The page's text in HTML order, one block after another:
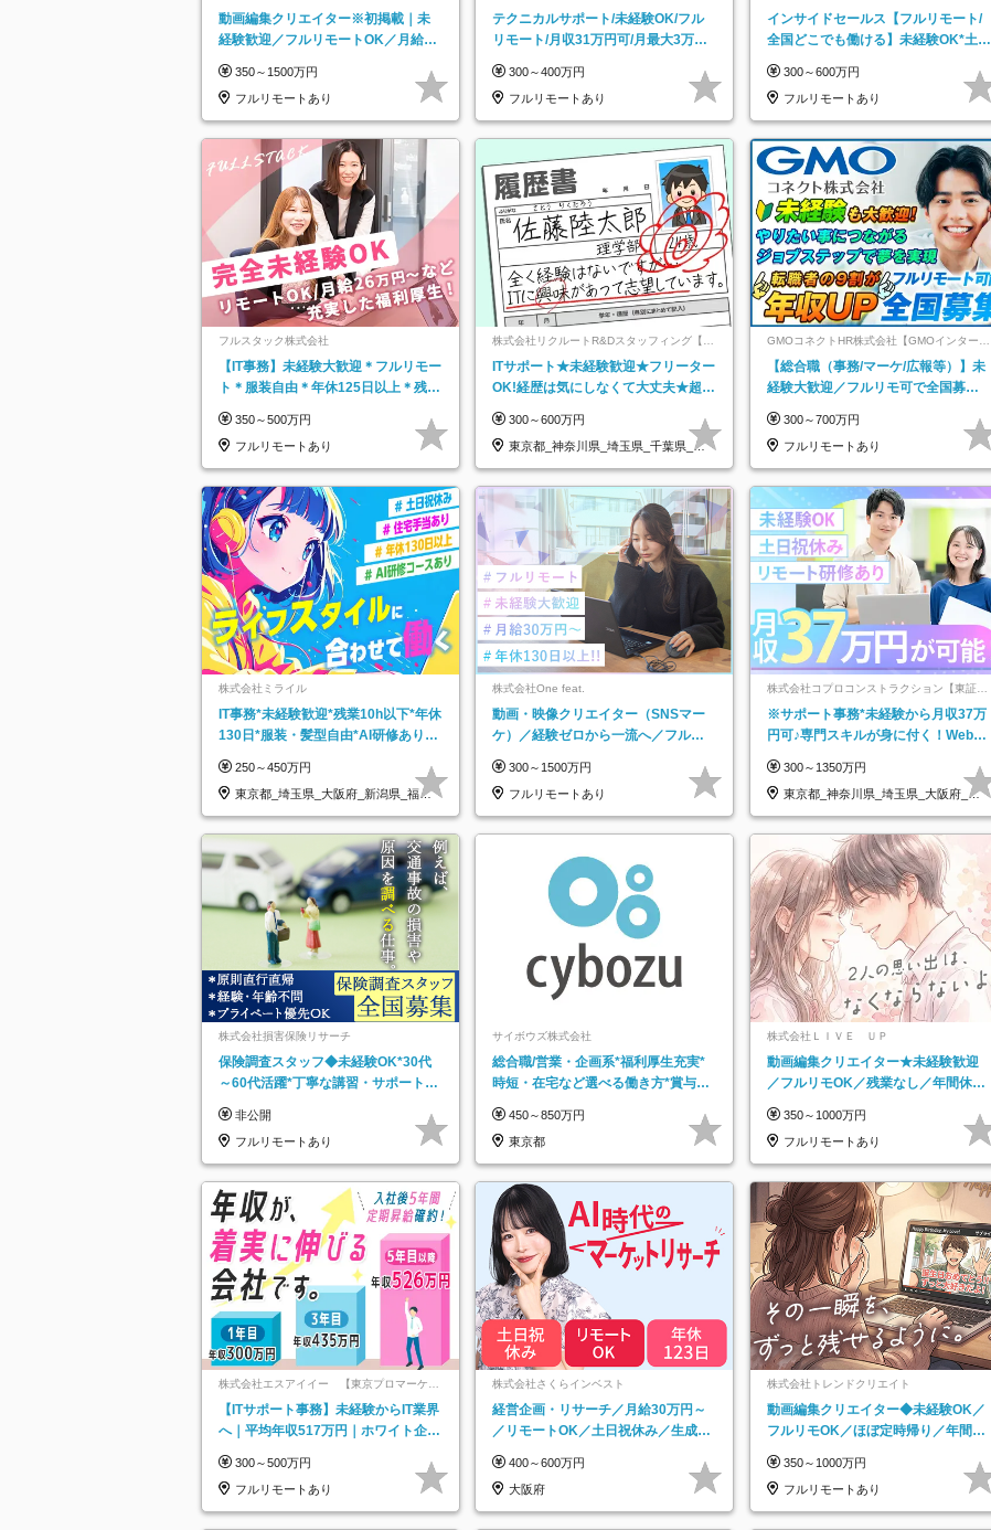
動画編集クリエイター※初掲載｜未
経験歓迎／フルリモートOK／月給32
350～1500万円
フルリモートあり
テクニカルサポート/未経験OK/フル
リモート/月収31万円可/月最大3万の
300～400万円
フルリモートあり
インサイドセールス【フルリモート/
全国どこでも働ける】未経験OK*土日
300～600万円
フルリモートあり
フルスタック株式会社
【IT事務】未経験大歓迎＊フルリモー
ト＊服装自由＊年休125日以上＊残業
350～500万円
フルリモートあり
株式会社リクルートR&Dスタッフィング【リ
クルートグループ】
ITサポート★未経験歓迎★フリーター
OK!経歴は気にしなくて大丈夫★超大
300～600万円
東京都_神奈川県_埼玉県_千葉県_大
阪府…
GMOコネクトHR株式会社【GMOインターネ
ットグループ】
【総合職（事務/マーケ/広報等）】未
経験大歓迎／フルリモ可で全国募
★
300～700万円
フルリモートあり
株式会社ミライル
IT事務*未経験歓迎*残業10h以下*年休
130日*服装・髪型自由*AI研修あり*
250～450万円
東京都_埼玉県_大阪府_新潟県_福岡
県
株式会社One feat.
動画・映像クリエイター（SNSマー
ケ）／経験ゼロから一流へ／フルリ
日以上
300～1500万円
フルリモートあり
株式会社コプロコンストラクション【東証プ
ライム上場コプロ・ホールディングス子会
社】
※サポート事務*未経験から月収37万
円可♪専門スキルが身に付く！Web面
300～1350万円
東京都_神奈川県_埼玉県_大阪府_愛
知県…
株式会社損害保険リサーチ
保険調査スタッフ◆未経験OK*30代
～60代活躍*丁寧な講習・サポートあ
託
非公開
フルリモートあり
サイボウズ株式会社
総合職/営業・企画系*福利厚生充実*
時短・在宅など選べる働き方*賞与年
450～850万円
東京都
株式会社ＬＩＶＥ ＵＰ
動画編集クリエイター★未経験歓迎
／フルリモOK／残業なし／年間休日
実で安心
350～1000万円
フルリモートあり
株式会社エスアイイー 【東京プロマーケッ
ト上場】
【ITサポート事務】未経験からIT業界
へ｜平均年収517万円｜ホワイト企業
300～500万円
フルリモートあり
株式会社さくらインベスト
経営企画・リサーチ／月給30万円～
／リモートOK／土日祝休み／生成AI
400～600万円
大阪府
株式会社トレンドクリエイト
動画編集クリエイター◆未経験OK／
フルリモOK／ほぼ定時帰り／年間休
OK
350～1000万円
フルリモートあり